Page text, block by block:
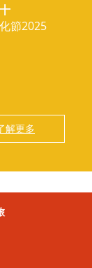
節2025
解更多